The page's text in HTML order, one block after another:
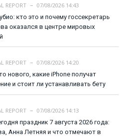
REPORT
07/08/2026 14:43
кто это и почему госсекретарь
оказался в центре мировых
REPORT
07/08/2026 14:20
нового, какие iPhone получат
и стоит ли устанавливать бету
REPORT
07/08/2026 14:13
праздник 7 августа 2026 года:
Анна Летняя и что отмечают в